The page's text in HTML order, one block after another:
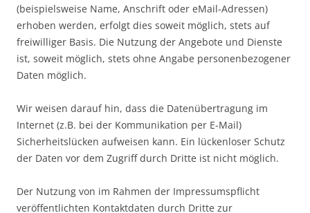
(beispielsweise Name, Anschrift oder eMail-Adressen)
erhoben werden, erfolgt dies soweit möglich, stets auf
freiwilliger Basis. Die Nutzung der Angebote und Dienste
ist, soweit möglich, stets ohne Angabe personenbezogener
Daten möglich.
Wir weisen darauf hin, dass die Datenübertragung im
Internet (z.B. bei der Kommunikation per E-Mail)
Sicherheitslücken aufweisen kann. Ein lückenloser Schutz
der Daten vor dem Zugriff durch Dritte ist nicht möglich.
Der Nutzung von im Rahmen der Impressumspflicht
veröffentlichten Kontaktdaten durch Dritte zur